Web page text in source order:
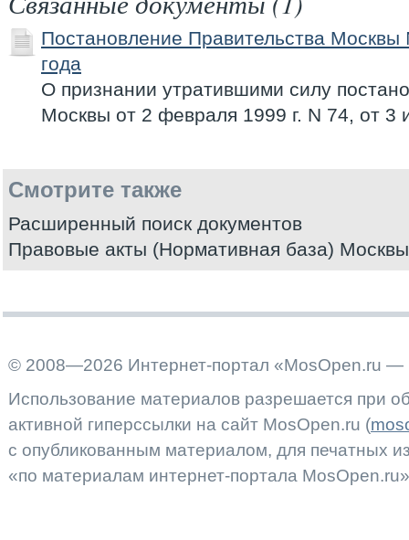
Постановление Правительства
года
О признании утратившими силу
Москвы от 2 февраля 1999 г. N 74, от 3
Смотрите также
Расширенный поиск документов
Правовые акты (Нормативная база) Москвы
© 2008—2026 Интернет-портал «MosOpen.ru —
Использование материалов разрешается при
активной гиперссылки на сайт MosOpen.ru (
с опубликованным материалом, для печатных
«по материалам интернет-портала